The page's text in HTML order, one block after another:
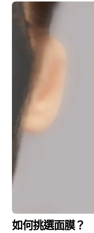
如何挑選面膜？